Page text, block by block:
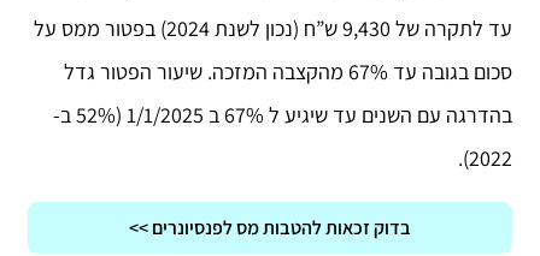
עד לתקרה של 9,430 ש”ח (נכון לשנת 2024) בפטור ממס על
סכום בגובה עד 67% מהקצבה המזכה. שיעור הפטור גדל
בהדרגה עם השנים עד שיגיע ל 67% ב 1/1/2025 (52% ב-
2022).
בדוק זכאות להטבות מס לפנסיונרים >>